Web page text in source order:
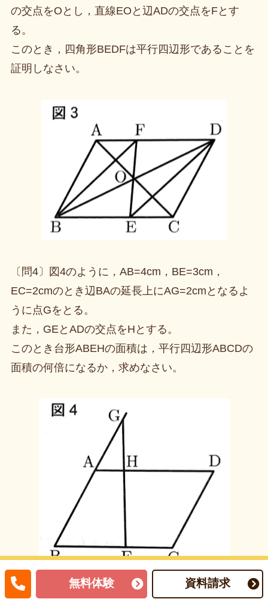
の交点をOとし，直線EOと辺ADの交点をFとす
る。
このとき，四角形BEDFは平行四辺形であることを
証明しなさい。
〔問4〕図4のように，AB=4cm，BE=3cm，
EC=2cmのとき辺BAの延長上にAG=2cmとなるよ
うに点Gをとる。
また，GEとADの交点をHとする。
このとき台形ABEHの面積は，平行四辺形ABCDの
面積の何倍になるか，求めなさい。
無料体験 資料請求